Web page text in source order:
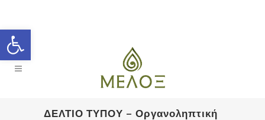
Open toolbar
ΔΕΛΤΙΟ ΤΥΠΟΥ – Οργανοληπτική